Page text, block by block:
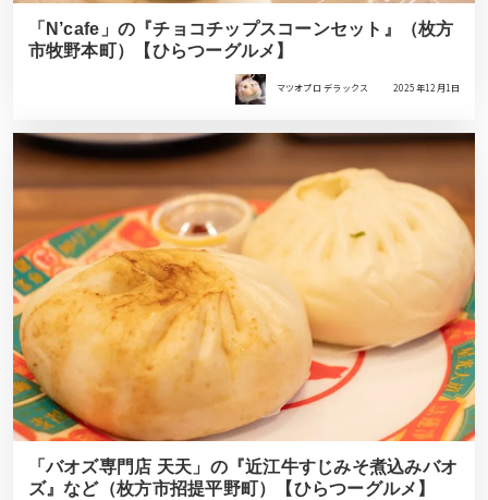
「N’cafe」の『チョコチップスコーンセット』（枚方
市牧野本町）【ひらつーグルメ】
マツオプロ デラックス 2025年12月1日
「バオズ専門店 天天」の『近江牛すじみそ煮込みバオ
ズ』など（枚方市招提平野町）【ひらつーグルメ】